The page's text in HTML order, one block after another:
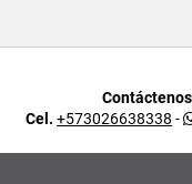
Cel. +573026638338 -